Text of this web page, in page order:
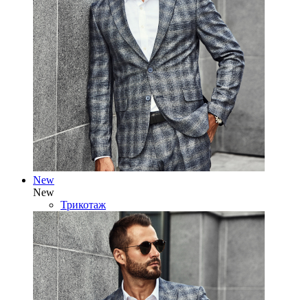
New
New
Трикотаж